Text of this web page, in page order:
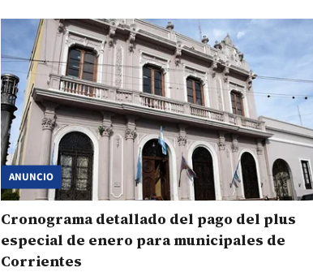
ANUNCIO
Cronograma detallado del pago del plus
especial de enero para municipales de
Corrientes